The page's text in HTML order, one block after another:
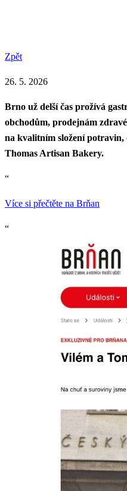
Zpět
26. 5. 2026
Brno už delší čas prožívá
obchodům, prodejnám
na kvalitním složení potravin,
Thomas Artisan Bakery.
“
Více si přečtěte na Brňan
“